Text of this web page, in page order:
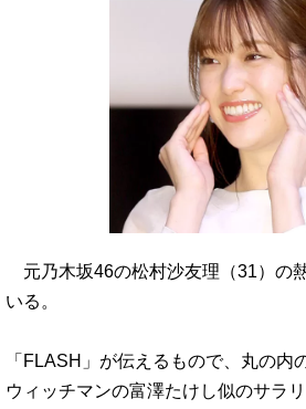
元乃木坂46の松村沙友理（31）の
いる。
「FLASH」が伝えるもので、丸の内
ウィッチマンの富澤たけし似のサラ